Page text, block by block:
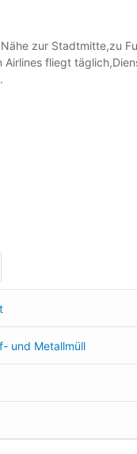
zur Stadtmitte,zu
Airlines fliegt
und Metallmüll